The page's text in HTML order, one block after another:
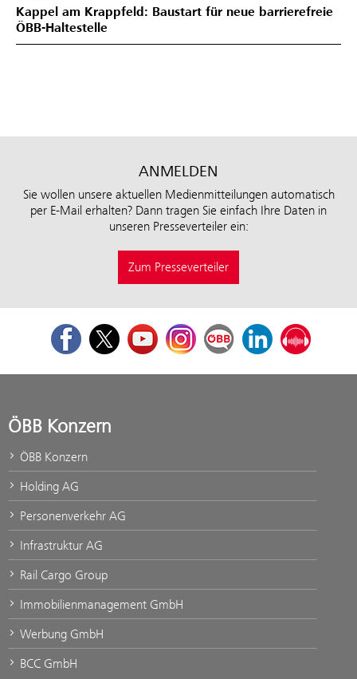
Kappel am Krappfeld: Baustart für neue barrierefreie
ÖBB-Haltestelle
ANMELDEN
Sie wollen unsere aktuellen Medienmitteilungen automatisch
per E-Mail erhalten? Dann tragen Sie einfach Ihre Daten in
unseren Presseverteiler ein:
Zum Presseverteiler
FacebookTwitterYoutubeInstagramÖBB Corporate Blog
LinkedInPodcast
ÖBB Konzern
ÖBB Konzern
Holding AG
Personenverkehr AG
Infrastruktur AG
Rail Cargo Group
Immobilienmanagement GmbH
Werbung GmbH
BCC GmbH